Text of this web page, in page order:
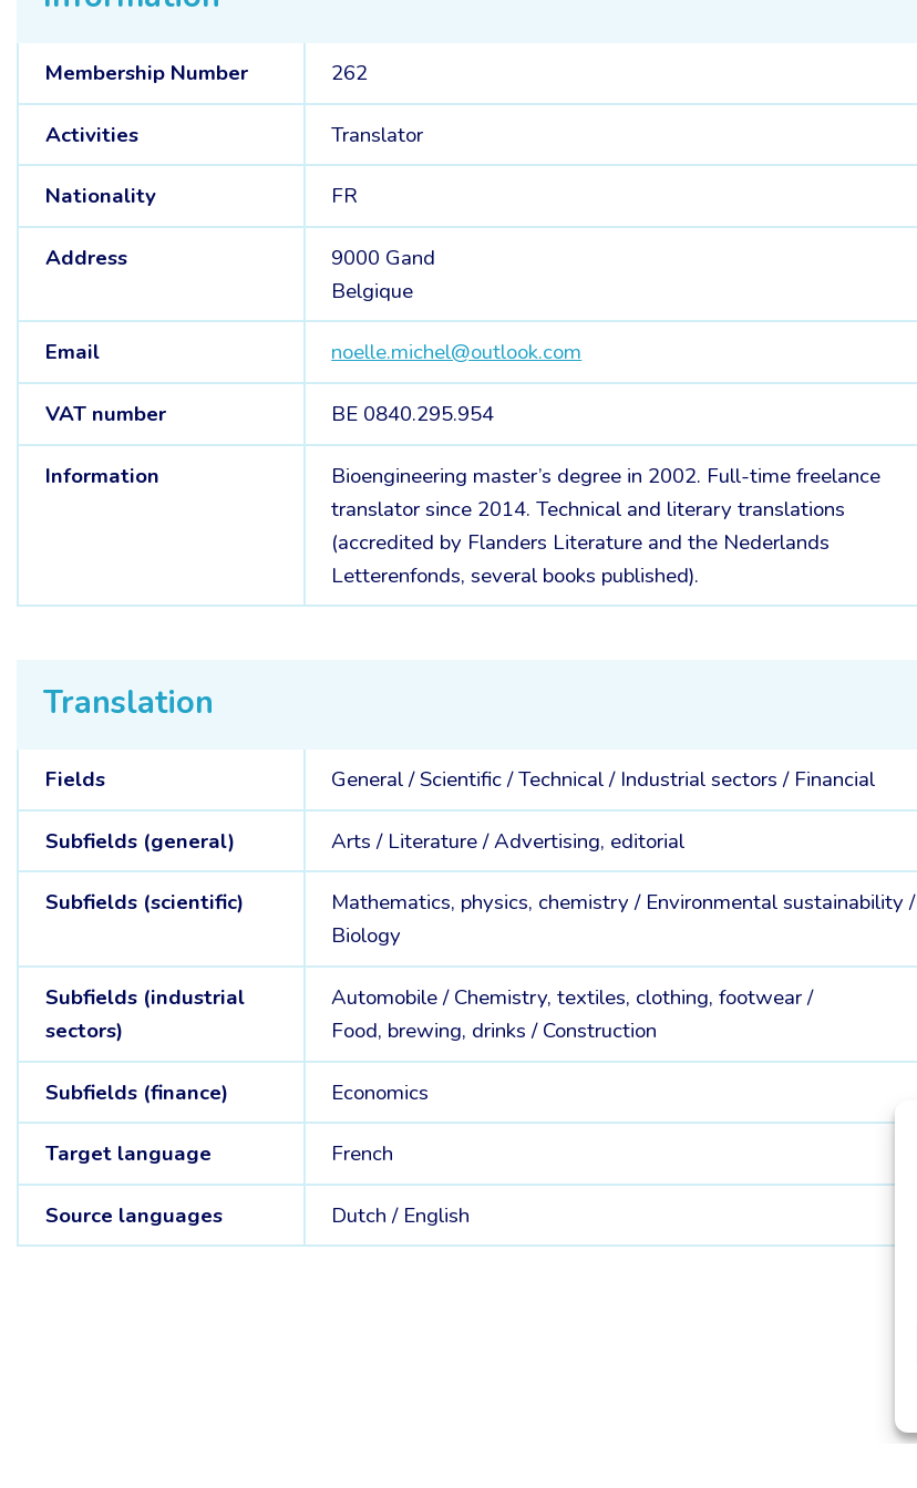
Membership Number 262
Activities Translator
Nationality FR
Address
9000 Gand
Belgique
Email noelle.michel@outlook.com
VAT number BE 0840.295.954
Information
Bioengineering master’s degree in 2002. Full-time freelance
translator since 2014. Technical and literary translations
(accredited by Flanders Literature and the Nederlands
Letterenfonds, several books published).
Translation
Fields General /Scientific /Technical / Industrial sectors / Financial
Subfields (general) Arts / Literature /Advertising, editorial
Subfields (scientific) Mathematics, physics, chemistry / Environmental sustainability /
Biology
Subfields (industrial
sectors)
Automobile /Chemistry, textiles, clothing, footwear /
Food, brewing, drinks /Construction
Subfields (finance) Economics
Target language French
Source languages Dutch / English